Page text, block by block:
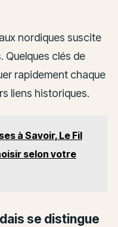
nordiques suscite
Quelques clés de
rapidement chaque
liens historiques.
à Savoir, Le Fil
selon votre
se distingue